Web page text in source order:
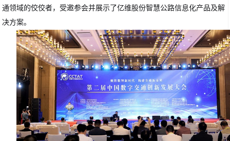
通领域的佼佼者，受邀参会并展示了亿维股份智慧公路信息化产品及解
决方案。